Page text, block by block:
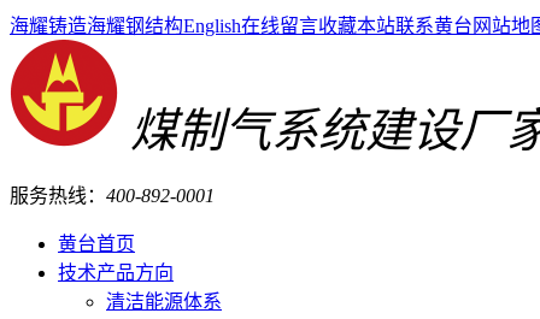
海耀铸造海耀钢结构English在线留言收藏本站联系黄台 网站地
煤制气系统建设厂
服务热线： 400-892-0001
黄台首页
技术产品方向
清洁能源体系